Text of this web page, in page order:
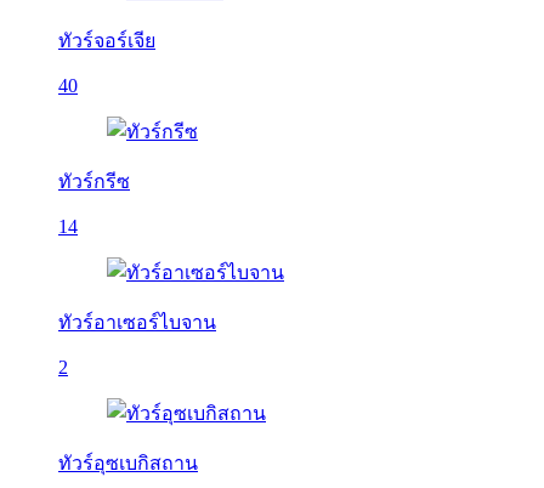
ทัวร์จอร์เจีย
40
ทัวร์กรีซ
14
ทัวร์อาเซอร์ไบจาน
2
ทัวร์อุซเบกิสถาน